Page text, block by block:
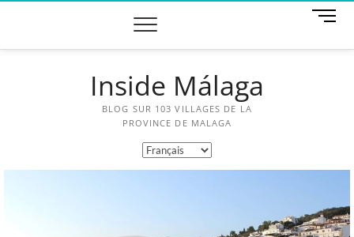
M
Inside Málaga
BLOG SUR 103 VILLAGES DE LA
PROVINCE DE MALAGA